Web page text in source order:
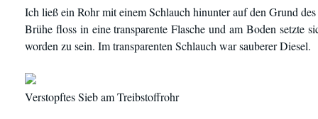
Ich ließ ein Rohr mit einem Schlauch hinunter auf den Grund
Brühe floss in eine transparente Flasche und am Boden setzte
worden zu sein. Im transparenten Schlauch war sauberer Diesel.
Verstopftes Sieb am Treibstoffrohr